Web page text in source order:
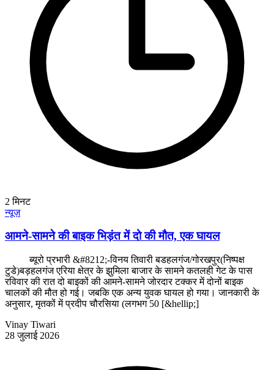
2 मिनट
न्यूज़
आमने-सामने की बाइक भिड़ंत में दो की मौत, एक घायल
ब्यूरो प्रभारी &#8212;-विनय तिवारी बडहलगंज/गोरखपुर(निष्पक्ष
टुडे)बड़हलगंज एरिया क्षेत्र के झुमिला बाजार के सामने कतलही गेट के पास
रविवार की रात दो बाइकों की आमने-सामने जोरदार टक्कर में दोनों बाइक
चालकों की मौत हो गई। जबकि एक अन्य युवक घायल हो गया। जानकारी के
अनुसार, मृतकों में प्रदीप चौरसिया (लगभग 50 [&hellip;]
Vinay Tiwari
28 जुलाई 2026